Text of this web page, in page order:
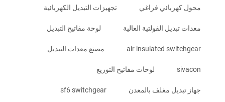
محول كهربائي فراغي تجهيزات التبديل الكهربائية
معدات تبديل الفولتية العالية لوحة مفاتيح التبديل
air insulated switchgear مصنع معدات التبديل
sivacon لوحات مفاتيح التوزيع
جهاز تبديل مغلف بالمعدن sf6 switchgear